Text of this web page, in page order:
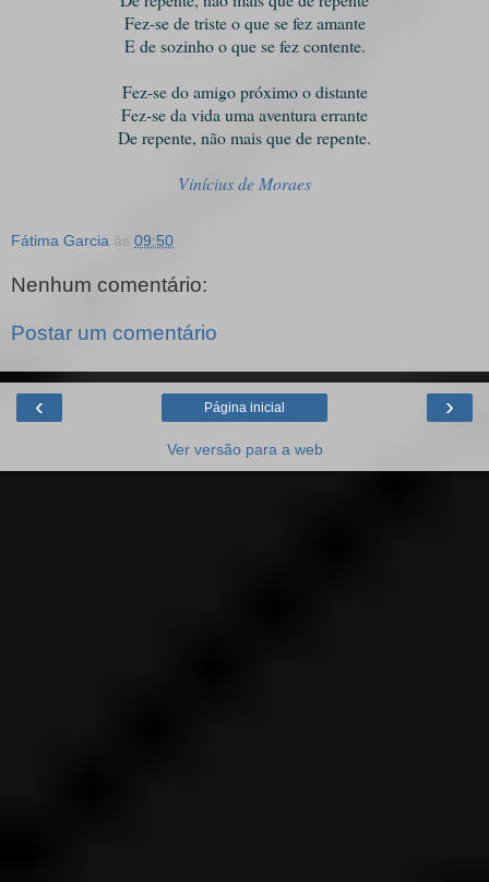
Fez-se de triste o que se fez amante
E de sozinho o que se fez contente.
Fez-se do amigo próximo o distante
Fez-se da vida uma aventura errante
De repente, não mais que de repente.
Vinícius de Moraes
Fátima Garcia às 09:50
Nenhum comentário:
Postar um comentário
‹ ›
Página inicial
Ver versão para a web